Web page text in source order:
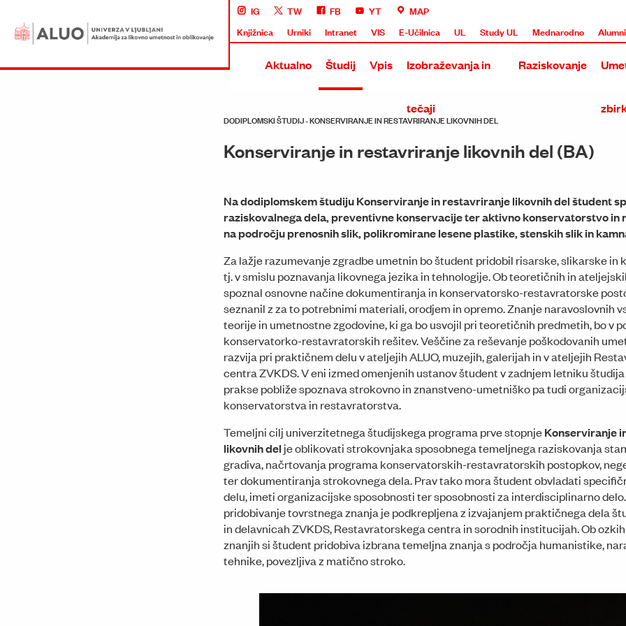
IG TW FB YT
MAP
Knjižnica
Urniki Intranet VIS E-Učilnica UL Study UL Mednarodno Alumni
Aktualno Študij Vpis Izobraževanja in
tečaji
Raziskovanje
DODIPLOMSKI ŠTUDIJ - KONSERVIRANJE IN RESTAVRIRANJE LIKOVNIH DEL
Konserviranje in restavriranje likovnih del (BA)
Na dodiplomskem študiju Konserviranje in restavriranje likovnih del študent
raziskovalnega dela, preventivne konservacije ter aktivno konservatorstvo
na področju prenosnih slik, polikromirane lesene plastike, stenskih slik in
Za lažje razumevanje zgradbe umetnin bo študent pridobil risarske, slikarske in
tj. v smislu poznavanja likovnega jezika in tehnologije. Ob teoretičnih in
spoznal osnovne načine dokumentiranja in konservatorsko-restavratorske
seznanil z za to potrebnimi materiali, orodjem in opremo. Znanje naravoslovnih
teorije in umetnostne zgodovine, ki ga bo usvojil pri teoretičnih predmetih, bo v
konservatorko-restavratorskih rešitev. Veščine za reševanje poškodovanih
razvija pri praktičnem delu v ateljejih ALUO, muzejih, galerijah in v ateljejih
centra ZVKDS. V eni izmed omenjenih ustanov študent v zadnjem letniku
prakse pobliže spoznava strokovno in znanstveno-umetniško pa tudi
konservatorstva in restavratorstva.
Temeljni cilj univerzitetnega študijskega programa prve stopnjeKonserviranje
likovnih del je oblikovati strokovnjaka sposobnega temeljnega raziskovanja
gradiva, načrtovanja programa konservatorskih-restavratorskih postopkov,
ter dokumentiranja strokovnega dela. Prav tako mora študent obvladati
delu, imeti organizacijske sposobnosti ter sposobnosti za interdisciplinarno
pridobivanje tovrstnega znanja je podkrepljena z izvajanjem praktičnega dela
in delavnicah ZVKDS, Restavratorskega centra in sorodnih institucijah. Ob
znanjih si študent pridobiva izbrana temeljna znanja s področja humanistike,
tehnike, povezljiva z matično stroko.